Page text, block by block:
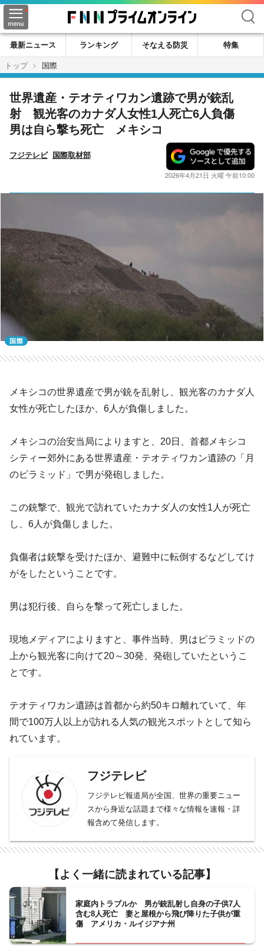
検索
最新ニュース ランキング そなえる防災
特集
トップ
国際
世界遺産・テオティワカン遺跡で男が銃乱
射 観光客のカナダ人女性1人死亡6人負傷
男は自ら撃ち死亡 メキシコ
フジテレビ 国際取材部
2026年4月21日 火曜 午前10:00
国際
メキシコの世界遺産で男が銃を乱射し、観光客のカナダ人
女性が死亡したほか、6人が負傷しました。
メキシコの治安当局によりますと、20日、首都メキシコ
シティー郊外にある世界遺産・テオティワカン遺跡の「月
のピラミッド」で男が発砲しました。
この銃撃で、観光で訪れていたカナダ人の女性1人が死亡
し、6人が負傷しました。
負傷者は銃撃を受けたほか、避難中に転倒するなどしてけ
がをしたということです。
男は犯行後、自らを撃って死亡しました。
現地メディアによりますと、事件当時、男はピラミッドの
上から観光客に向けて20～30発、発砲していたというこ
とです。
テオティワカン遺跡は首都から約50キロ離れていて、年
間で100万人以上が訪れる人気の観光スポットとして知ら
れています。
フジテレビ
フジテレビ報道局が全国、世界の重要ニュー
スから身近な話題まで様々な情報を速報・詳
報含めて発信します。
【よく一緒に読まれている記事】
家庭内トラブルか 男が銃乱射し自身の子供7人
含む8人死亡 妻と屋根から飛び降りた子供が重
傷 アメリカ・ルイジアナ州